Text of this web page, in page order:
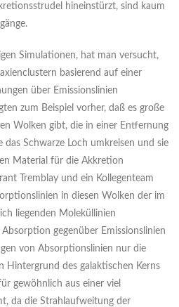
hineinstürzt, sind kaum
Simulationen, hat man versucht,
basierend auf einer
über Emissionslinien
zum Beispiel vorher, daß es große
Wolken gibt, die in einer Entfernung
Schwarze Loch umkreisen und sie
Material für die Akkretion
Tremblay und ein Kollegenteam
in diesen Wolken der im
liegenden Moleküllinien
gegenüber Emissionslinien
von Absorptionslinien nur die
Hintergrund des galaktischen Kerns
gewöhnlich aus einer viel
da die Strahlaufweitung der